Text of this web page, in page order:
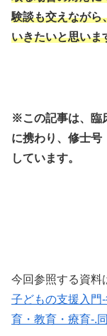
験談も交えながら
いきたいと思いま
※この記事は、臨
に携わり、修士号
しています。
今回参照する資料
子どもの支援入門
育・教育・療育-.